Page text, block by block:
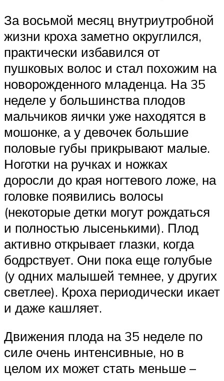
За восьмой месяц внутриутробной
жизни кроха заметно округлился,
практически избавился от
пушковых волос и стал похожим на
новорожденного младенца. На 35
неделе у большинства плодов
мальчиков яички уже находятся в
мошонке, а у девочек большие
половые губы прикрывают малые.
Ноготки на ручках и ножках
доросли до края ногтевого ложе, на
головке появились волосы
(некоторые детки могут рождаться
и полностью лысенькими). Плод
активно открывает глазки, когда
бодрствует. Они пока еще голубые
(у одних малышей темнее, у других
светлее). Кроха периодически икает
и даже кашляет.
Движения плода на 35 неделе по
силе очень интенсивные, но в
целом их может стать меньше –